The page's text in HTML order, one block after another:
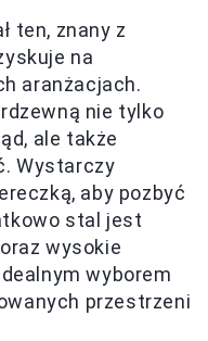
ten, znany z
na
aranżacjach.
nie tylko
ale także
Wystarczy
aby pozbyć
stal jest
wysokie
wyborem
przestrzeni